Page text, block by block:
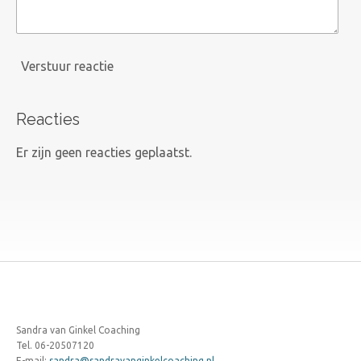
Verstuur reactie
Reacties
Er zijn geen reacties geplaatst.
Sandra van Ginkel Coaching
Tel. 06-20507120